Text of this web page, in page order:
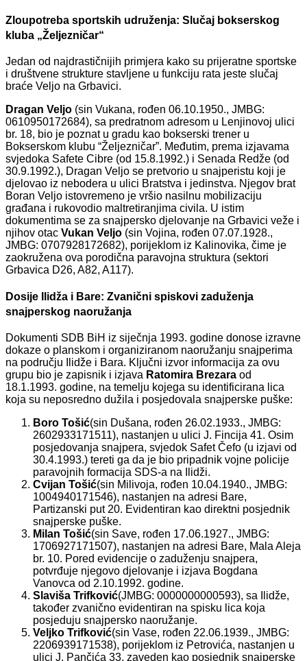
Zloupotreba sportskih udruženja: Slučaj bokserskog
kluba „Željezničar“
Jedan od najdrastičnijih primjera kako su prijeratne sportske
i društvene strukture stavljene u funkciju rata jeste slučaj
braće Veljo na Grbavici.
Dragan Veljo (sin Vukana, rođen 06.10.1950., JMBG:
0610950172684), sa predratnom adresom u Lenjinovoj ulici
br. 18, bio je poznat u gradu kao bokserski trener u
Bokserskom klubu “Željezničar”. Međutim, prema izjavama
svjedoka Safete Cibre (od 15.8.1992.) i Senada Redže (od
30.9.1992.), Dragan Veljo se pretvorio u snajperistu koji je
djelovao iz nebodera u ulici Bratstva i jedinstva. Njegov brat
Boran Veljo istovremeno je vršio nasilnu mobilizaciju
građana i rukovodio maltretiranjima civila. U istim
dokumentima se za snajpersko djelovanje na Grbavici veže i
njihov otac Vukan Veljo (sin Vojina, rođen 07.07.1928.,
JMBG: 0707928172682), porijeklom iz Kalinovika, čime je
zaokružena ova porodična paravojna struktura (sektori
Grbavica D26, A82, A117).
Dosije Ilidža i Bare: Zvanični spiskovi zaduženja
snajperskog naoružanja
Dokumenti SDB BiH iz siječnja 1993. godine donose izravne
dokaze o planskom i organiziranom naoružanju snajperima
na području Ilidže i Bara. Ključni izvor informacija za ovu
grupu bio je zapisnik i izjava Ratomira Brezara od
18.1.1993. godine, na temelju kojega su identificirana lica
koja su neposredno dužila i posjedovala snajperske puške:
Boro Tošić(sin Dušana, rođen 26.02.1933., JMBG:
2602933171511), nastanjen u ulici J. Fincija 41. Osim
posjedovanja snajpera, svjedok Safet Čefo (u izjavi od
30.4.1993.) tereti ga da je bio pripadnik vojne policije
paravojnih formacija SDS-a na Ilidži.
Cvijan Tošić(sin Milivoja, rođen 10.04.1940., JMBG:
1004940171546), nastanjen na adresi Bare,
Partizanski put 20. Evidentiran kao direktni posjednik
snajperske puške.
Milan Tošić(sin Save, rođen 17.06.1927., JMBG:
1706927171507), nastanjen na adresi Bare, Mala Aleja
br. 10. Pored evidencije o zaduženju snajpera,
potvrđuje njegovo djelovanje i izjava Bogdana
Vanovca od 2.10.1992. godine.
Slaviša Trifković(JMBG: 0000000000593), sa Ilidže,
također zvanično evidentiran na spisku lica koja
posjeduju snajpersko naoružanje.
Veljko Trifković(sin Vase, rođen 22.06.1939., JMBG:
2206939171538), porijeklom iz Petrovića, nastanjen u
ulici J. Pančića 33, zaveden kao posjednik snajperske